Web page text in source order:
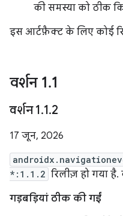
की समस्या को ठीक
इस आर्टफ़ैक्ट के लिए कोई
वर्शन 1.1
वर्शन 1.1.2
17 जून, 2026
*:1.1.2 रिलीज़ हो गया है.
गड़बड़ियां ठीक की गईं